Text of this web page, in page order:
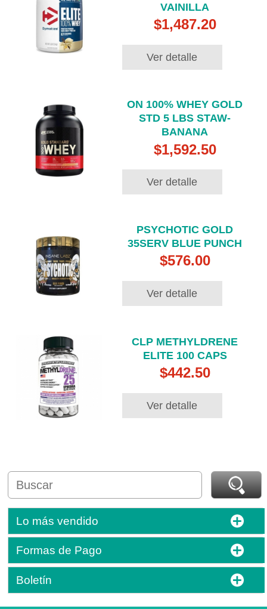
VAINILLA
$1,487.20
Ver detalle
ON 100% WHEY GOLD
STD 5 LBS STAW-
BANANA
$1,592.50
Ver detalle
PSYCHOTIC GOLD
35SERV BLUE PUNCH
$576.00
Ver detalle
CLP METHYLDRENE
ELITE 100 CAPS
$442.50
Ver detalle
Lo más vendido
Formas de Pago
Boletín